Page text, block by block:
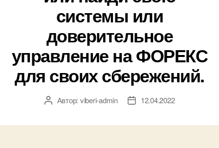
системы или
доверительное
управление на ФОРЕКС
для своих сбережений.
АвторАвтор: viberi-admin
Дата12.04.2022